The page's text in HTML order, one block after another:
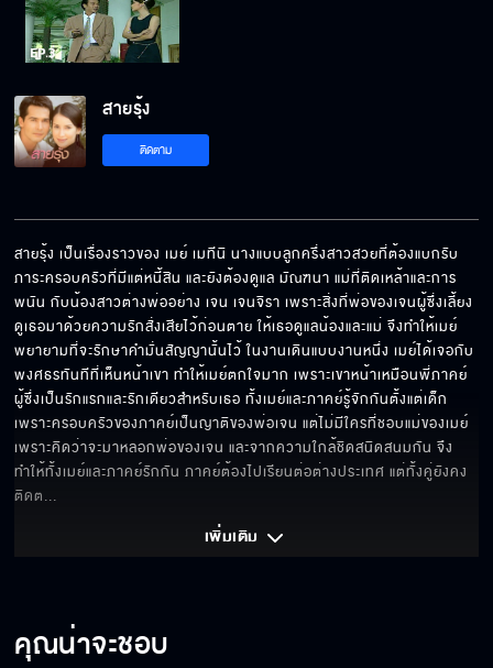
สายรุ้ง
ติดตาม
สายรุ้ง เป็นเรื่องราวของ เมย์ เมทีนิ นางแบบลูกครึ่งสาวสวยที่ต้องแบกรับ
ภาระครอบครัวที่มีแต่หนี้สิน และยังต้องดูแล มัณฑนา แม่ที่ติดเหล้าและการ
พนัน กับน้องสาวต่างพ่ออย่าง เจน เจนจิรา เพราะสิ่งที่พ่อของเจนผู้ซึ่งเลี้ยง
ดูเธอมาด้วยความรักสั่งเสียไว้ก่อนตาย ให้เธอดูแลน้องและแม่ จึงทำให้เมย์
พยายามที่จะรักษาคำมั่นสัญญานั้นไว้ ในงานเดินแบบงานหนึ่ง เมย์ได้เจอกับ
พงศธรทันทีที่เห็นหน้าเขา ทำให้เมย์ตกใจมาก เพราะเขาหน้าเหมือนพี่ภาคย์
ผู้ซึ่งเป็นรักแรกและรักเดียวสำหรับเธอ ทั้งเมย์และภาคย์รู้จักกันตั้งแต่เด็ก
เพราะครอบครัวของภาคย์เป็นญาติของพ่อเจน แต่ไม่มีใครที่ชอบแม่ของเมย์
เพราะคิดว่าจะมาหลอกพ่อของเจน และจากความใกล้ชิดสนิดสนมกัน จึง
ทำให้ทั้งเมย์และภาคย์รักกัน ภาคย์ต้องไปเรียนต่อต่างประเทศ แต่ทั้งคู่ยังคง
ติดต...
เพิ่มเติม
คุณน่าจะชอบ